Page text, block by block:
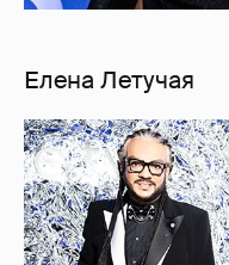
Елена Летучая